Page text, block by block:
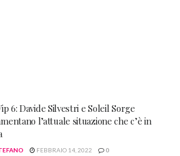
6: Davide Silvestri e Soleil Sorge
l’attuale situazione che c’è in
FEBBRAIO 14, 2022 0